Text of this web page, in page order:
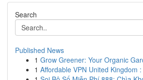
Search
Published News
1 Grow Greener: Your Organic
1 Affordable VPN United Kingdom